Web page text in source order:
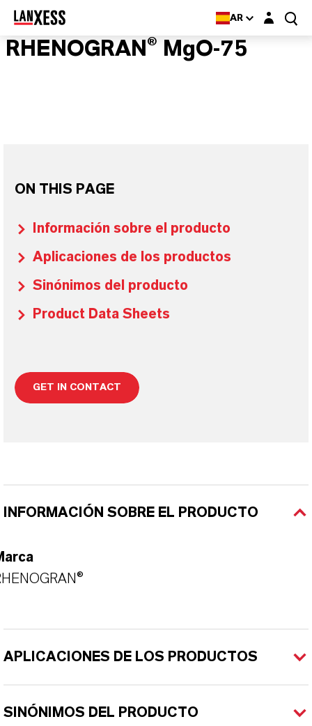
AR Login layer
RHENOGRAN® MgO-75
ON THIS PAGE
Información sobre el producto
Aplicaciones de los productos
Sinónimos del producto
Product Data Sheets
GET IN CONTACT
INFORMACIÓN SOBRE EL PRODUCTO
APLICACIONES DE LOS PRODUCTOS
SINÓNIMOS DEL PRODUCTO